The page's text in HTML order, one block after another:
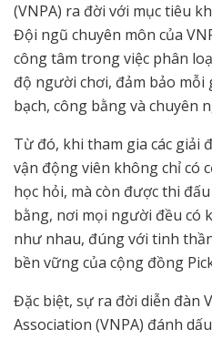
(VNPA) ra đời với mục tiêu
Đội ngũ chuyên môn của
công tâm trong việc phân
độ người chơi, đảm bảo
bạch, công bằng và chuyên
Từ đó, khi tham gia các giải
vận động viên không chỉ có
học hỏi, mà còn được thi
bằng, nơi mọi người đều có
như nhau, đúng với tinh
bền vững của cộng đồng
Đặc biệt, sự ra đời diễn đàn
Association (VNPA) đánh